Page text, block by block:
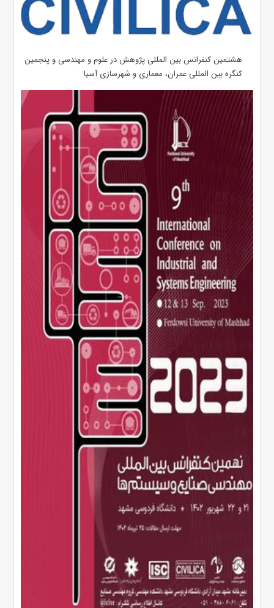
هشتمین کنفرانس بین المللی پژوهش در علوم و مهندسی و پنجمین
کنگره بین المللی عمران، معماری و شهرسازی آسیا